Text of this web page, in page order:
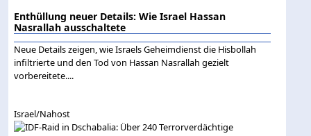
Enthüllung neuer Details: Wie Israel Hassan
Nasrallah ausschaltete
Neue Details zeigen, wie Israels Geheimdienst die Hisbollah
infiltrierte und den Tod von Hassan Nasrallah gezielt
vorbereitete....
Israel/Nahost